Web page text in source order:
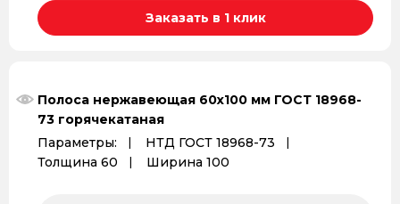
Заказать в 1 клик
Полоса нержавеющая 60х100 мм ГОСТ 18968-
73 горячекатаная
Параметры:
НТД ГОСТ 18968-73
Толщина 60
Ширина 100